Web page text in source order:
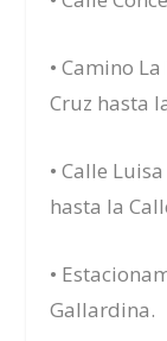
• Camino
Cruz hasta
• Calle
hasta la
•
Gallardina.